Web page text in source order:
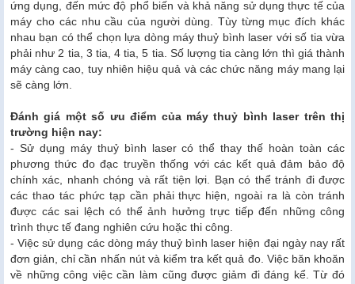
ứng dụng, đến mức độ phổ biến và khả năng sử dụng thực tế của
máy cho các nhu cầu của người dùng. Tùy từng mục đích khác
nhau bạn có thể chọn lựa dòng máy thuỷ bình laser với số tia vừa
phải như 2 tia, 3 tia, 4 tia, 5 tia. Số lượng tia càng lớn thì giá thành
máy càng cao, tuy nhiên hiệu quả và các chức năng máy mang lại
sẽ càng lớn.
Đánh giá một số ưu điểm của máy thuỷ bình laser trên thị
trường hiện nay:
- Sử dụng máy thuỷ bình laser có thể thay thế hoàn toàn các
phương thức đo đạc truyền thống với các kết quả đảm bảo độ
chính xác, nhanh chóng và rất tiện lợi. Bạn có thể tránh đi được
các thao tác phức tạp cần phải thực hiện, ngoài ra là còn tránh
được các sai lệch có thể ảnh hưởng trực tiếp đến những công
trình thực tế đang nghiên cứu hoặc thi công.
- Việc sử dụng các dòng máy thuỷ bình laser hiện đại ngày nay rất
đơn giản, chỉ cần nhấn nút và kiểm tra kết quả đo. Việc băn khoăn
về những công việc cần làm cũng được giảm đi đáng kể. Từ đó